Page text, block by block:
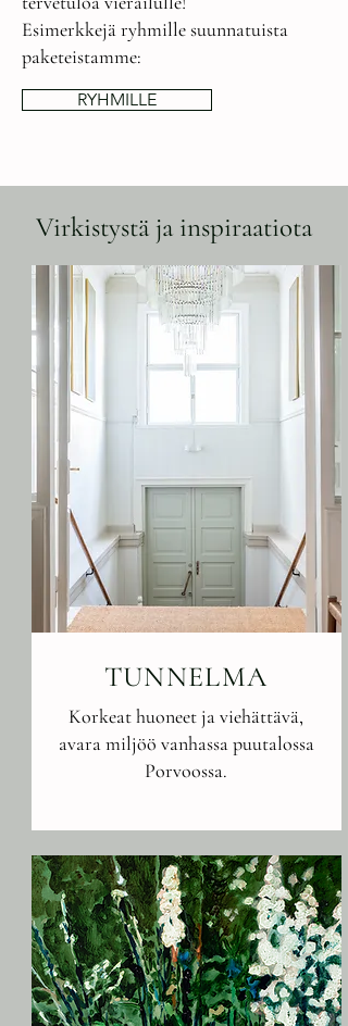
Esimerkkejä ryhmille suunnatuista
paketeistamme:
RYHMILLE
Virkistystä ja inspiraatiota
TUNNELMA
Korkeat huoneet ja viehättävä,
avara miljöö vanhassa puutalossa
Porvoossa.